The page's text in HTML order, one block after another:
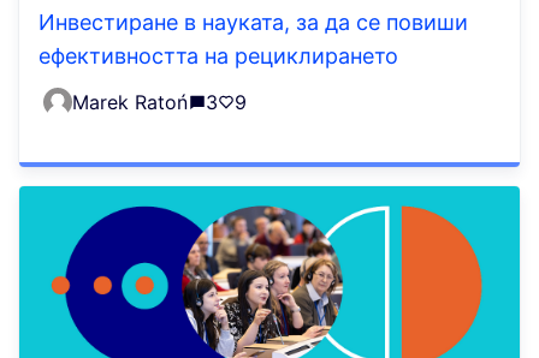
Инвестиране в науката, за да се повиши
ефективността на рециклирането
Marek Ratoń 3 9